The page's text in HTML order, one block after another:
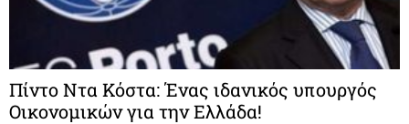
Πίντο Ντα Κόστα: Ένας ιδανικός υπουργός
Οικονομικών για την Ελλάδα!